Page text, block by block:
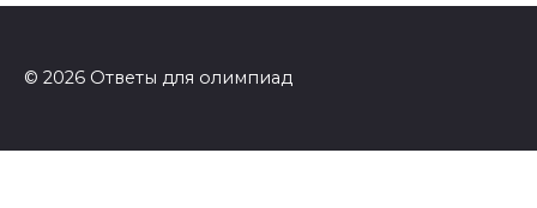
© 2026 Ответы для олимпиад